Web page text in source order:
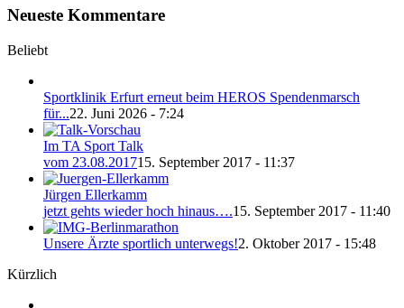
Neueste Kommentare
Beliebt
Sportklinik Erfurt erneut beim HEROS Spendenmarsch
für...22. Juni 2026 - 7:24
Im TA Sport Talk
vom 23.08.201715. September 2017 - 11:37
Jürgen Ellerkamm
jetzt gehts wieder hoch hinaus….15. September 2017 - 11:40
Unsere Ärzte sportlich unterwegs!2. Oktober 2017 - 15:48
Kürzlich